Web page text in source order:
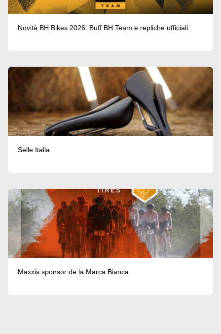
Novità BH Bikes 2026: Buff BH Team e repliche ufficiali
Selle Italia
Maxxis sponsor de la Marca Bianca